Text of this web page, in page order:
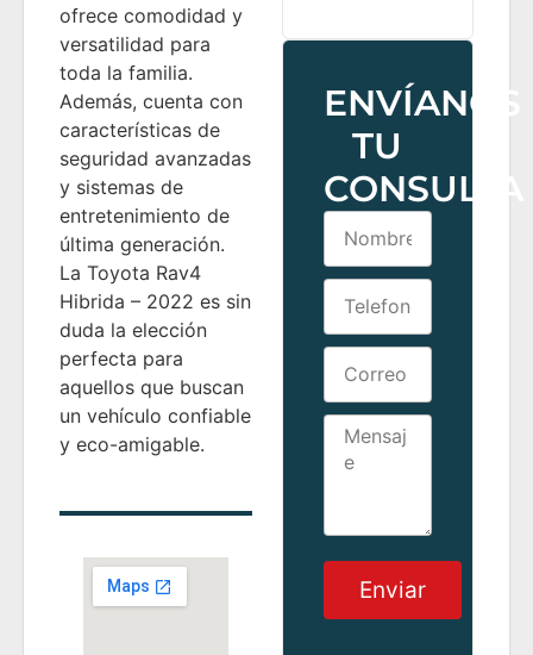
ofrece comodidad y
versatilidad para
toda la familia.
Además, cuenta con
características de
seguridad avanzadas
y sistemas de
entretenimiento de
última generación.
La Toyota Rav4
Hibrida – 2022 es sin
duda la elección
perfecta para
aquellos que buscan
un vehículo confiable
y eco-amigable.
ENVÍANOS
TU
CONSULTA
Enviar